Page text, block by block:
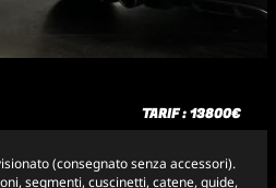
TARIF : 13800€
(consegnato senza accessori).
segmenti, cuscinetti, catene, guide,